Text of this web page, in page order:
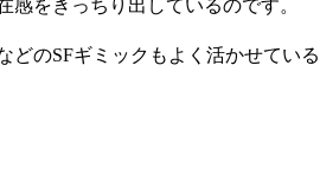
をきっちり出しているのです。
どのSFギミックもよく活かせてい